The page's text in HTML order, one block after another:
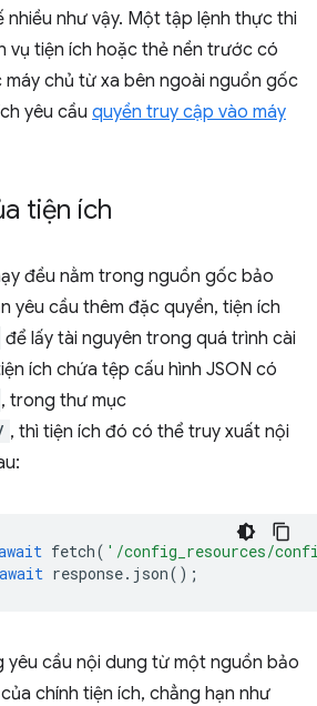
nhiều như vậy. Một tập lệnh thực thi
vụ tiện ích hoặc thẻ nền trước có
chủ từ xa bên ngoài nguồn gốc
yêu cầu quyền truy cập vào máy
tiện ích
đều nằm trong nguồn gốc bảo
yêu cầu thêm đặc quyền, tiện ích
để lấy tài nguyên trong quá trình cài
ích chứa tệp cấu hình JSON có
, trong thư mục
, thì tiện ích đó có thể truy xuất nội
fetch( '/config_resources/
await response. json();
yêu cầu nội dung từ một nguồn bảo
chính tiện ích, chẳng hạn như